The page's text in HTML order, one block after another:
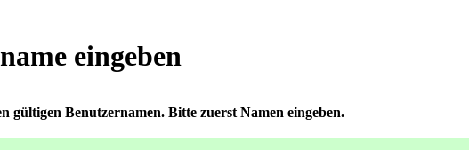
eingeben
gültigen Benutzernamen. Bitte zuerst Namen eingeben.